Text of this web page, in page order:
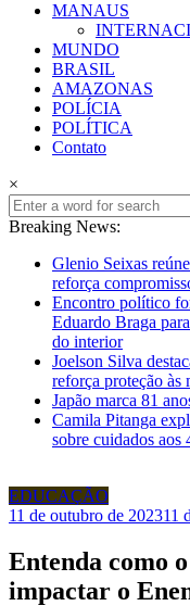
Japonês
Japão
mais
perto
MANAUS
MUNDO
BRASIL
AMAZONAS
POLÍCIA
POLÍTICA
Contato
×
Breaking News:
Glenio Seixas
reforça
Encontro político
Eduardo Braga
do interior
Joelson Silva
reforça proteção às
Japão marca 81
Camila Pitanga
sobre cuidados aos
EDUCAÇÃO
11 de outubro de 202311
Entenda como
impactar o